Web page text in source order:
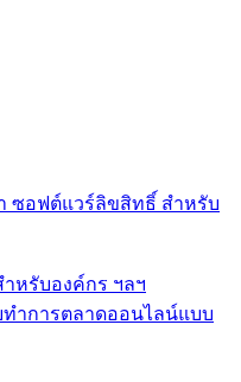
หรับองค์กร ฯลฯ